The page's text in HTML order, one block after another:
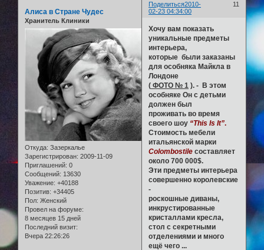
Поделиться 11
2010-
02-23 04:34:00
Алиса в Стране Чудес
Хранитель Клиники
Откуда: Зазеркалье
Зарегистрирован: 2009-11-09
Приглашений: 0
Сообщений: 13630
Уважение: +40188
Позитив: +34405
Пол: Женский
Провел на форуме:
8 месяцев 15 дней
Последний визит:
Вчера 22:26:26
Хочу вам показать
уникальные предметы
интерьера,
которые были заказаны
для особняка Майкла в
Лондоне
( ФОТО № 1 ). - В этом
особняке Он с детьми
должен был
проживать во время
своего шоу “This Is It”.
Стоимость мебели
итальянской марки
Colombostile составляет
около 700 000$.
Эти предметы интерьера
совершенно королевские
-
роскошные диваны,
инкрустированные
кристаллами кресла,
стол с секретными
отделениями и много
ещё чего ...